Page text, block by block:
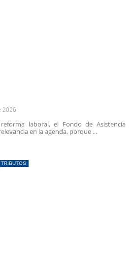
2026
laboral, el Fondo de Asistencia
en la agenda, porque ...
TRIBUTOS